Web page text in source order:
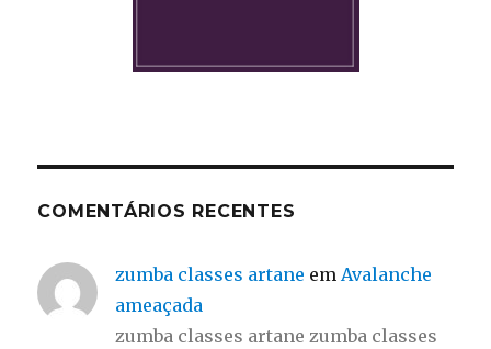
COMENTÁRIOS RECENTES
zumba classes artane em Avalanche
ameaçada
zumba classes artane zumba classes